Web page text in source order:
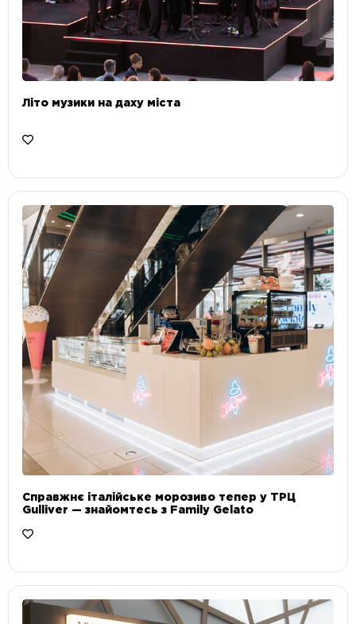
Літо музики на даху міста
Справжнє італійське морозиво тепер у ТРЦ
Gulliver — знайомтесь з Family Gelato